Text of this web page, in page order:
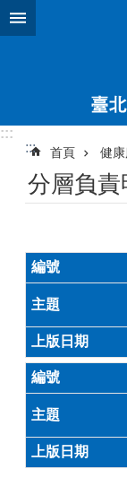
跳到主要內容區塊
:::
:::
首頁 健
分層負責